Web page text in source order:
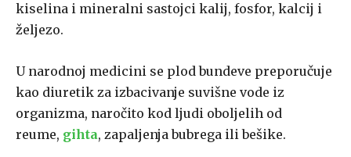
kiselina i mineralni sastojci kalij, fosfor, kalcij i
željezo.
U narodnoj medicini se plod bundeve preporučuje
kao diuretik za izbacivanje suvišne vode iz
organizma, naročito kod ljudi oboljelih od
reume, gihta, zapaljenja bubrega ili bešike.